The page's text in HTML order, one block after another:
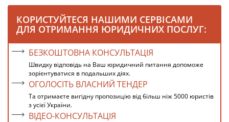
КОРИСТУЙТЕСЯ НАШИМИ СЕРВІСАМИ
ДЛЯ ОТРИМАННЯ ЮРИДИЧНИХ ПОСЛУГ:
БЕЗКОШТОВНА КОНСУЛЬТАЦІЯ
Швидку відповідь на Ваш юридичний питання допоможе
зорієнтуватися в подальших діях.
ОГОЛОСІТЬ ВЛАСНИЙ ТЕНДЕР
Та отримаєте вигідну пропозицію від більш ніж 5000 юристів
з усієї України.
ВІДЕО-КОНСУЛЬТАЦІЯ